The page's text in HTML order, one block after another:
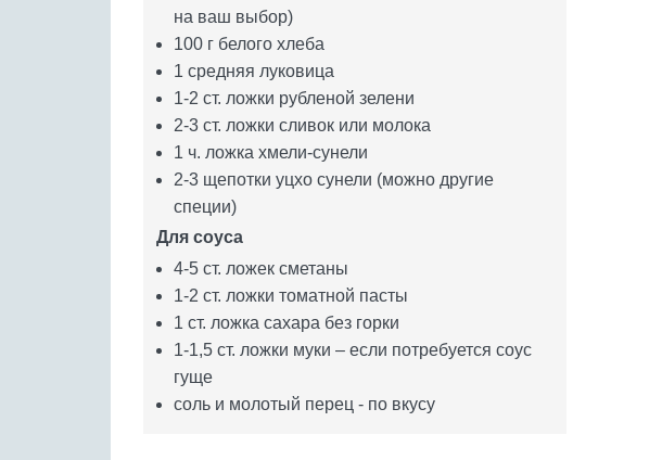
на ваш выбор)
100 г белого хлеба
1 средняя луковица
1-2 ст. ложки рубленой зелени
2-3 ст. ложки сливок или молока
1 ч. ложка хмели-сунели
2-3 щепотки уцхо сунели (можно другие
специи)
Для соуса
4-5 ст. ложек сметаны
1-2 ст. ложки томатной пасты
1 ст. ложка сахара без горки
1-1,5 ст. ложки муки – если потребуется соус
гуще
соль и молотый перец - по вкусу